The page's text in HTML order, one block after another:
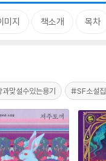
미지 책소개 목차
맞설수있는용기 #SF소설집